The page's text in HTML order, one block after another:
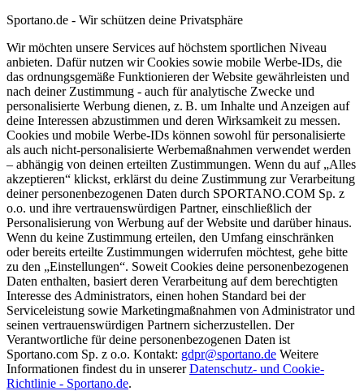
Sportano.de - Wir schützen deine Privatsphäre
Wir möchten unsere Services auf höchstem sportlichen Niveau
anbieten. Dafür nutzen wir Cookies sowie mobile Werbe-IDs, die
das ordnungsgemäße Funktionieren der Website gewährleisten und
nach deiner Zustimmung - auch für analytische Zwecke und
personalisierte Werbung dienen, z. B. um Inhalte und Anzeigen auf
deine Interessen abzustimmen und deren Wirksamkeit zu messen.
Cookies und mobile Werbe-IDs können sowohl für personalisierte
als auch nicht-personalisierte Werbemaßnahmen verwendet werden
– abhängig von deinen erteilten Zustimmungen. Wenn du auf „Alles
akzeptieren“ klickst, erklärst du deine Zustimmung zur Verarbeitung
deiner personenbezogenen Daten durch SPORTANO.COM Sp. z
o.o. und ihre vertrauenswürdigen Partner, einschließlich der
Personalisierung von Werbung auf der Website und darüber hinaus.
Wenn du keine Zustimmung erteilen, den Umfang einschränken
oder bereits erteilte Zustimmungen widerrufen möchtest, gehe bitte
zu den „Einstellungen“. Soweit Cookies deine personenbezogenen
Daten enthalten, basiert deren Verarbeitung auf dem berechtigten
Interesse des Administrators, einen hohen Standard bei der
Serviceleistung sowie Marketingmaßnahmen von Administrator und
seinen vertrauenswürdigen Partnern sicherzustellen. Der
Verantwortliche für deine personenbezogenen Daten ist
Sportano.com Sp. z o.o. Kontakt: gdpr@sportano.de Weitere
Informationen findest du in unsererDatenschutz- und Cookie-
Richtlinie - Sportano.de.